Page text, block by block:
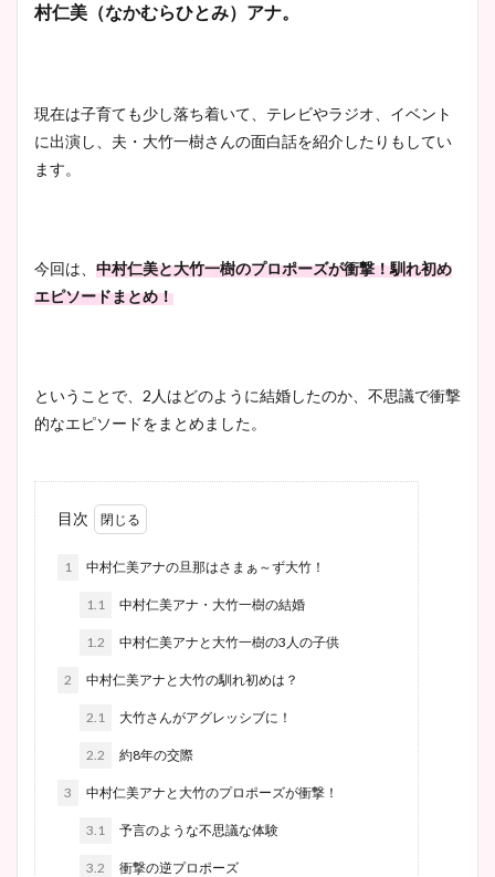
村仁美（なかむらひとみ）アナ。
現在は子育ても少し落ち着いて、テレビやラジオ、イベント
に出演し、夫・大竹一樹さんの面白話を紹介したりもしてい
ます。
今回は、 中村仁美と大竹一樹のプロポーズが衝撃！馴れ初め
エピソードまとめ！
ということで、2人はどのように結婚したのか、不思議で衝撃
的なエピソードをまとめました。
目次
1 中村仁美アナの旦那はさまぁ～ず大竹！
1.1 中村仁美アナ・大竹一樹の結婚
1.2 中村仁美アナと大竹一樹の3人の子供
2 中村仁美アナと大竹の馴れ初めは？
2.1 大竹さんがアグレッシブに！
2.2 約8年の交際
3 中村仁美アナと大竹のプロポーズが衝撃！
3.1 予言のような不思議な体験
3.2 衝撃の逆プロポーズ